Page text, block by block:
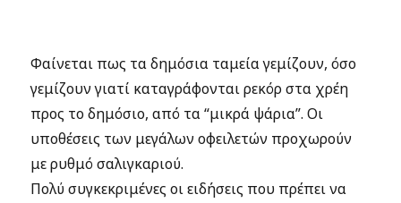
Φαίνεται πως τα δημόσια ταμεία γεμίζουν, όσο
γεμίζουν γιατί καταγράφονται ρεκόρ στα χρέη
προς το δημόσιο, από τα “μικρά ψάρια”. Οι
υποθέσεις των μεγάλων οφειλετών προχωρούν
με ρυθμό σαλιγκαριού.
Πολύ συγκεκριμένες οι ειδήσεις που πρέπει να